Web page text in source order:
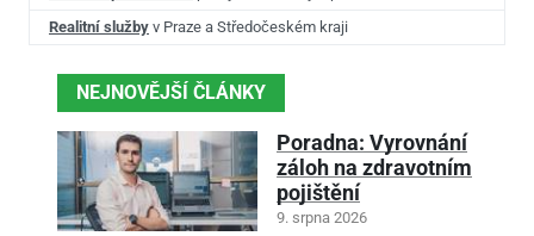
Realitní služby v Praze a Středočeském kraji
NEJNOVĚJŠÍ ČLÁNKY
Poradna: Vyrovnání
záloh na zdravotním
pojištění
9. srpna 2026